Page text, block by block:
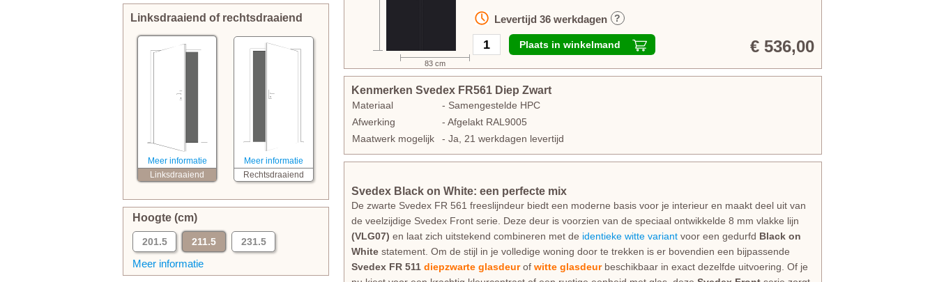
Linksdraaiend of rechtsdraaiend
Meer informatie
Linksdraaiend
Meer informatie
Rechtsdraaiend
Hoogte (cm)
201.5 211.5
231.5
Meer informatie
Plaats in winkelmand
Levertijd 36werkdagen ?
€ 536,00
83 cm
Kenmerken Svedex FR561 Diep Zwart
Materiaal
- Samengestelde HPC
Afwerking
- Afgelakt RAL9005
Maatwerk mogelijk
- Ja, 21 werkdagen levertijd
Svedex Black on White: een perfecte mix
De zwarte Svedex FR 561 freeslijndeur biedt een moderne basis voor je interieur en maakt deel uit van
de veelzijdige Svedex Front serie. Deze deur is voorzien van de speciaal ontwikkelde 8 mm vlakke lijn
(VLG07) en laat zich uitstekend combineren met de identieke witte variant voor een gedurfd Black on
White statement. Om de stijl in je volledige woning door te trekken is er bovendien een bijpassende
Svedex FR 511 diepzwarte glasdeurof witte glasdeurbeschikbaar in exact dezelfde uitvoering. Of je